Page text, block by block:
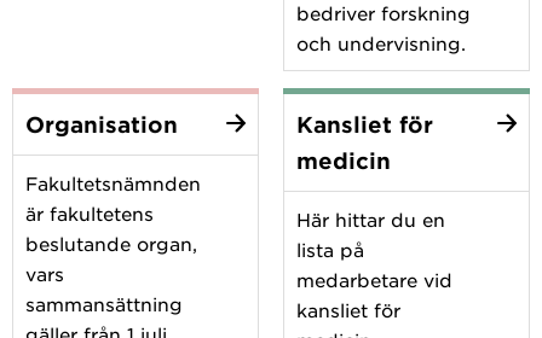
bedriver forskning
och undervisning.
Organisation
Fakultetsnämnden
är fakultetens
beslutande organ,
vars
sammansättning
Kansliet för
medicin
Här hittar du en
lista på
medarbetare vid
kansliet för